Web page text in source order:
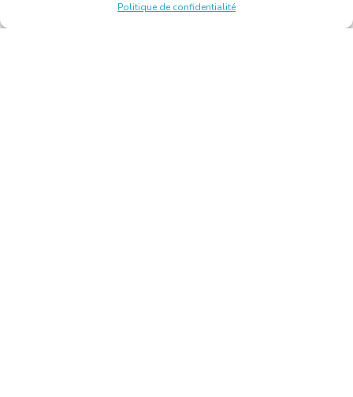
Politique de confidentialité